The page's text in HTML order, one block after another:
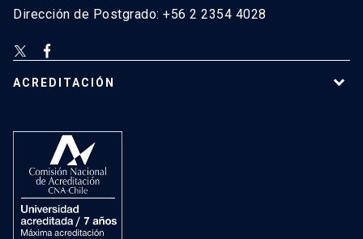
Dirección de Postgrado: +56 2 2354 4028
ACREDITACIÓN